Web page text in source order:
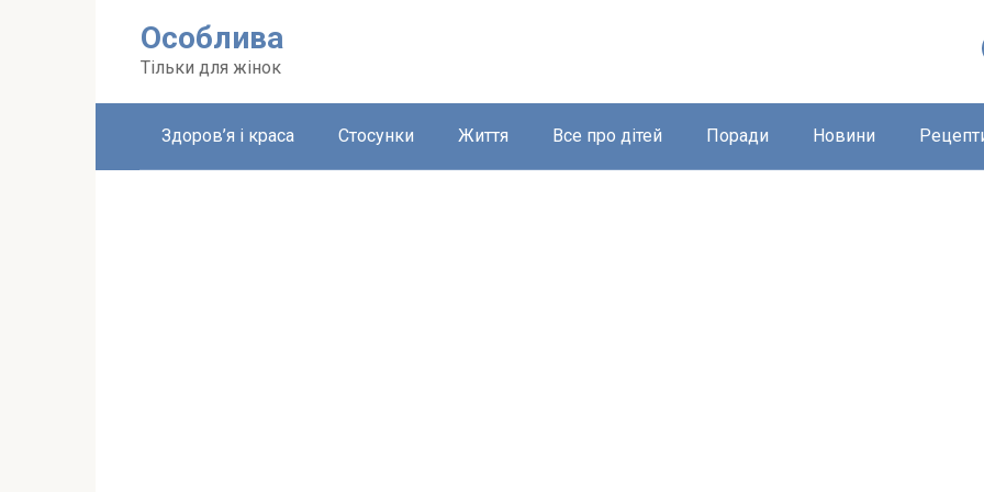
Особлива
Тільки для жінок
Здоров’я і краса Стосунки Життя Все про дітей Поради Новини